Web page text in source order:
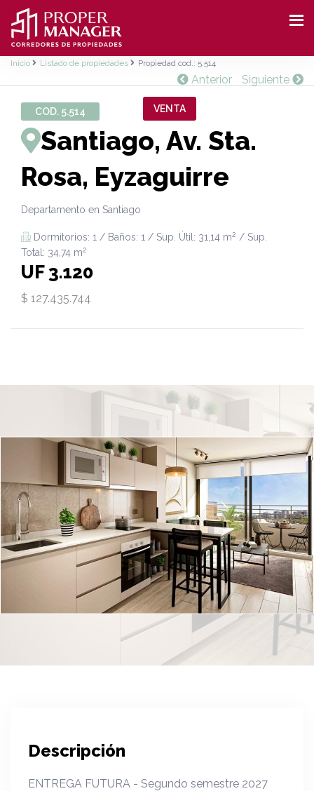
Inicio Listado de propiedades Propiedad cod.: 5.514
Anterior Siguiente
COD. 5.514 VENTA
Santiago, Av. Sta.
Rosa, Eyzaguirre
Departamento en Santiago
Dormitorios: 1 / Baños: 1 / Sup. Útil: 31,14 m2 / Sup.
Total: 34,74 m2
UF 3.120
$ 127.435.744
Descripción
ENTREGA FUTURA - Segundo semestre 2027